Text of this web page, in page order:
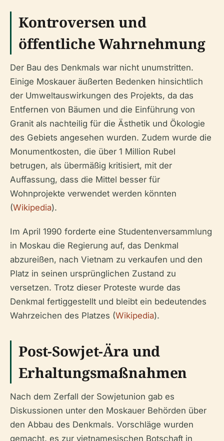
Kontroversen und
öffentliche Wahrnehmung
Der Bau des Denkmals war nicht unumstritten.
Einige Moskauer äußerten Bedenken hinsichtlich
der Umweltauswirkungen des Projekts, da das
Entfernen von Bäumen und die Einführung von
Granit als nachteilig für die Ästhetik und Ökologie
des Gebiets angesehen wurden. Zudem wurde die
Monumentkosten, die über 1 Million Rubel
betrugen, als übermäßig kritisiert, mit der
Auffassung, dass die Mittel besser für
Wohnprojekte verwendet werden könnten
(Wikipedia).
Im April 1990 forderte eine Studentenversammlung
in Moskau die Regierung auf, das Denkmal
abzureißen, nach Vietnam zu verkaufen und den
Platz in seinen ursprünglichen Zustand zu
versetzen. Trotz dieser Proteste wurde das
Denkmal fertiggestellt und bleibt ein bedeutendes
Wahrzeichen des Platzes (Wikipedia).
Post-Sowjet-Ära und
Erhaltungsmaßnahmen
Nach dem Zerfall der Sowjetunion gab es
Diskussionen unter den Moskauer Behörden über
den Abbau des Denkmals. Vorschläge wurden
gemacht, es zur vietnamesischen Botschaft in